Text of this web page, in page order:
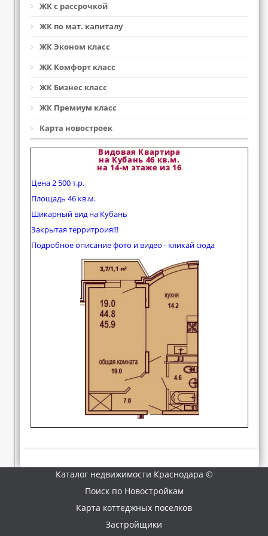
ЖК с рассрочкой
ЖК по мат. капиталу
ЖК Эконом класс
ЖК Комфорт класс
ЖК Бизнес класс
ЖК Премиум класс
Карта новостроек
Видовая Квартира
на Кубань 46 кв.м.
на 14-м этаже из 16
Цена 2 500 т.р.
Площадь 46 кв.м.
Шикарный вид на Кубань
Закрытая территроия!!!
Подробное описание фото и видео - кликай сюда
Каталог недвижимости Краснодара ©
Поиск по Новостройкам
Карта коттеджных поселков
Застройщики